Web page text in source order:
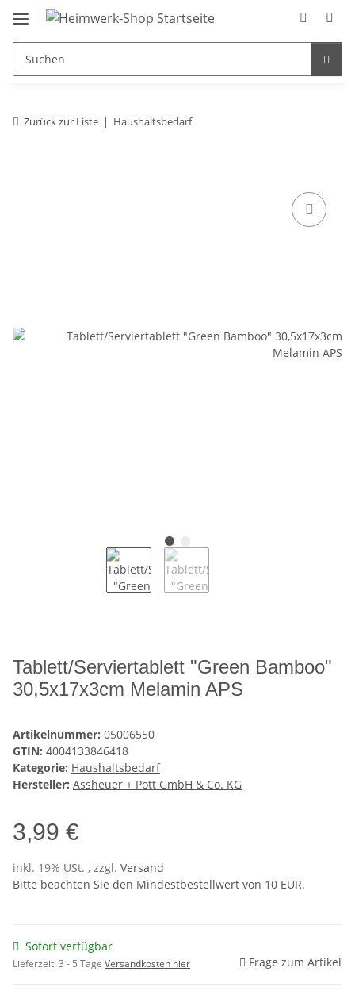
Zurück zur Liste Haushaltsbedarf
Tablett/Serviertablett "Green Bamboo"
30,5x17x3cm Melamin APS
Artikelnummer: 05006550
GTIN: 4004133846418
Kategorie: Haushaltsbedarf
Hersteller: Assheuer + Pott GmbH & Co. KG
3,99 €
inkl. 19% USt. , zzgl. Versand
Bitte beachten Sie den Mindestbestellwert von 10 EUR.
Sofort verfügbar
Lieferzeit:3 - 5 Tage Versandkosten hier Frage zum Artikel